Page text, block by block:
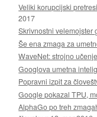
Veliki korupcijski
2017
Skrivnostni velemojster
Še ena zmaga za
WaveNet: strojno
Googlova umetna
Popravni izpit za
Google pokazal TPU,
AlphaGo po treh